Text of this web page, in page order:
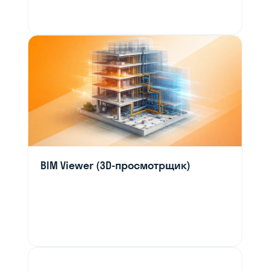
BIM Viewer (3D-просмотрщик)